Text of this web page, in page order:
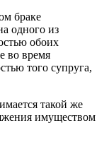
браке
одного из
обоих
во время
того супруга,
такой же
имуществом